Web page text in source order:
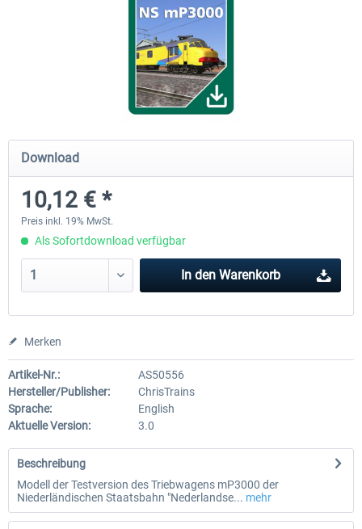
ICE 4 (BR 412)
34,95 € *
Stadler Flirt 3
Download
10,12 € *
Preis inkl. 19% MwSt.
Als Sofortdownload verfügbar
In den Warenkorb
Merken
Artikel-Nr.:
AS50556
Hersteller/Publisher:
ChrisTrains
Sprache:
English
Aktuelle Version:
3.0
Beschreibung
Modell der Testversion des Triebwagens mP3000 der
Niederländischen Staatsbahn "Nederlandse... mehr